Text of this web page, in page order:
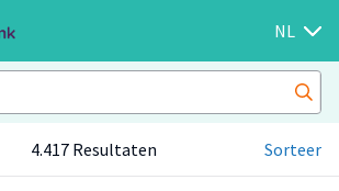
NL
4.417 Resultaten Sorteer